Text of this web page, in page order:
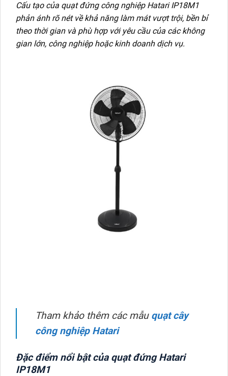
Cấu tạo của quạt đứng công nghiệp Hatari IP18M1
phản ánh rõ nét về khả năng làm mát vượt trội, bền bỉ
theo thời gian và phù hợp với yêu cầu của các không
gian lớn, công nghiệp hoặc kinh doanh dịch vụ.
Tham khảo thêm các mẫu quạt cây
công nghiệp Hatari
Đặc điểm nổi bật của quạt đứng Hatari
IP18M1